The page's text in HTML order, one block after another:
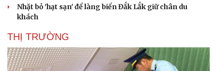
Nhặt bỏ 'hạt sạn' để làng biển Đắk Lắk giữ chân du
khách
THỊ TRƯỜNG